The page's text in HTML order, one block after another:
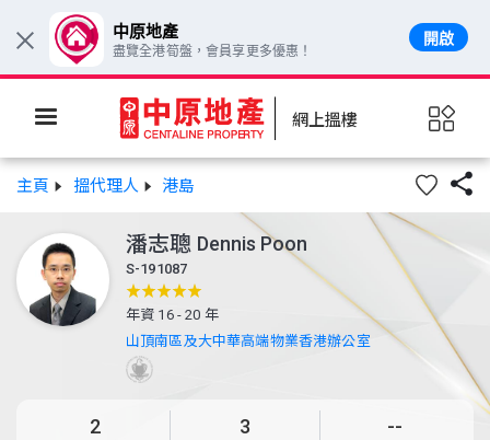
網上搵樓
主頁 搵代理人 港島 
潘志聰 Dennis Poon
S-191087
年資 16 - 20 年
山頂南區及大中華高端物業香港辦公室
2 3 --
× 中原地產
盡覽全港筍盤，會員享更多優惠！
開啟